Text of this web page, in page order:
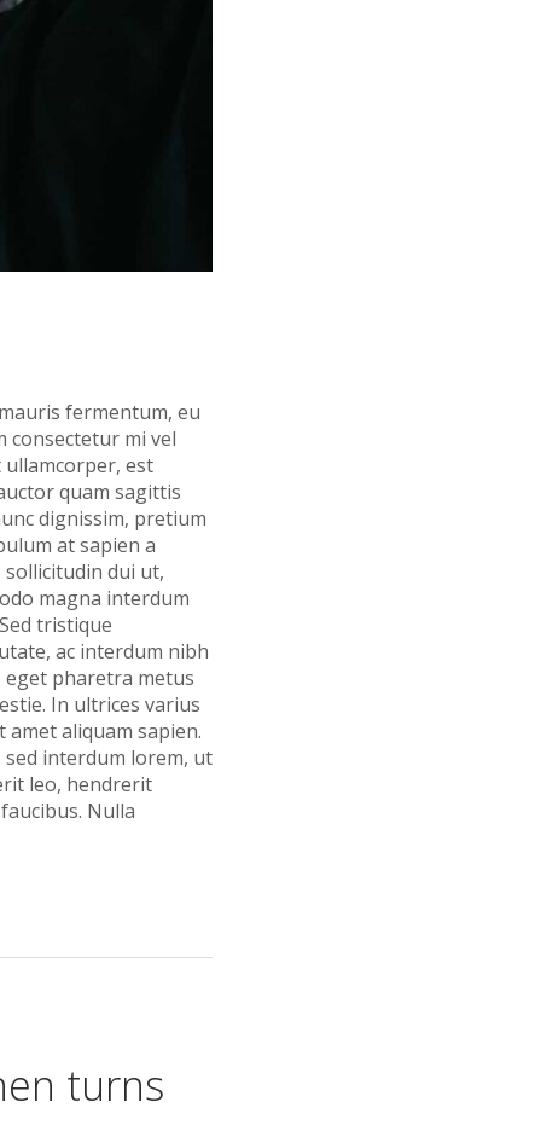
fermentum, eu
mi vel
ullamcorper, est
quam sagittis
dignissim, pretium
at sapien a
dui ut,
magna interdum
tristique
ac interdum nibh
eget pharetra metus
In ultrices varius
aliquam sapien.
sed interdum lorem, ut
leo, hendrerit
Nulla
turns